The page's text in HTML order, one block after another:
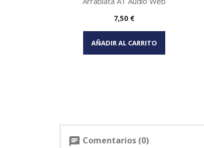
Vista rápida
Precio
7,50 €
AÑADIR AL CARRITO
chat Comentarios (0)